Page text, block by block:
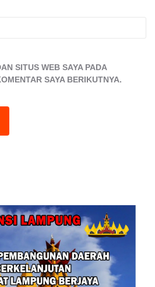
SITUS WEB SAYA PADA
SAYA BERIKUTNYA.